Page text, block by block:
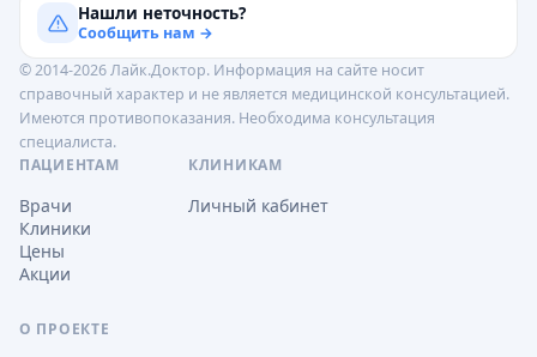
Нашли неточность?
Сообщить нам →
© 2014-2026 Лайк.Доктор. Информация на сайте носит
справочный характер и не является медицинской консультацией.
Имеются противопоказания. Необходима консультация
специалиста.
ПАЦИЕНТАМ
Врачи
Клиники
Цены
Акции
КЛИНИКАМ
Личный кабинет
О ПРОЕКТЕ